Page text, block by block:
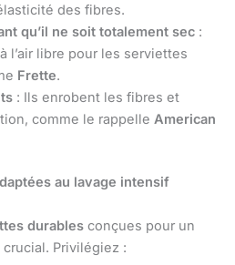
des fibres.
qu’il ne soit totalement sec :
l’air libre pour les serviettes
Frette.
: Ils enrobent les fibres et
comme le rappelle American
au lavage intensif
durables conçues pour un
Privilégiez :